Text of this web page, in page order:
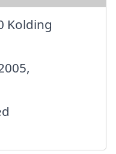
Kolding